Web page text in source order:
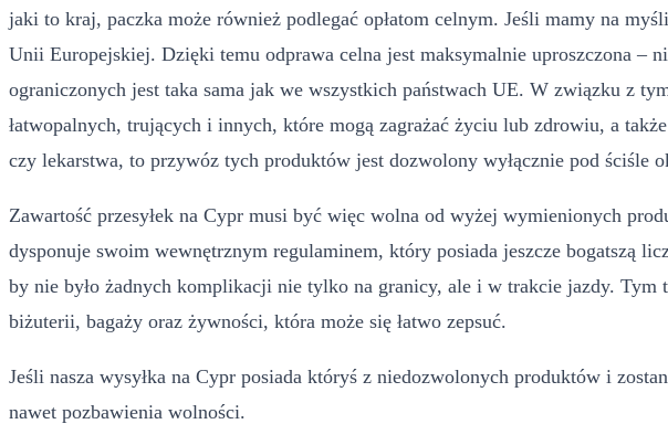
jaki to kraj, paczka może również podlegać opłatom celnym. Jeśli mamy na
Unii Europejskiej. Dzięki temu odprawa celna jest maksymalnie uproszczona
ograniczonych jest taka sama jak we wszystkich państwach UE. W związku z
łatwopalnych, trujących i innych, które mogą zagrażać życiu lub zdrowiu, a
czy lekarstwa, to przywóz tych produktów jest dozwolony wyłącznie pod ściśle
Zawartość przesyłek na Cypr musi być więc wolna od wyżej wymienionych
dysponuje swoim wewnętrznym regulaminem, który posiada jeszcze bogatszą
by nie było żadnych komplikacji nie tylko na granicy, ale i w trakcie jazdy. Tym
biżuterii, bagaży oraz żywności, która może się łatwo zepsuć.
Jeśli nasza wysyłka na Cypr posiada któryś z niedozwolonych produktów i
nawet pozbawienia wolności.